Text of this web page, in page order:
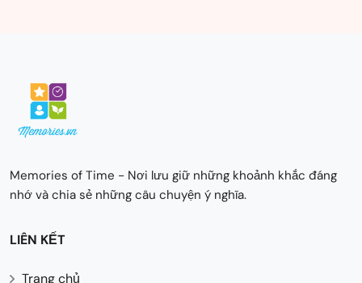
Memories of Time - Nơi lưu giữ những khoảnh khắc đáng
nhớ và chia sẻ những câu chuyện ý nghĩa.
LIÊN KẾT
Trang chủ